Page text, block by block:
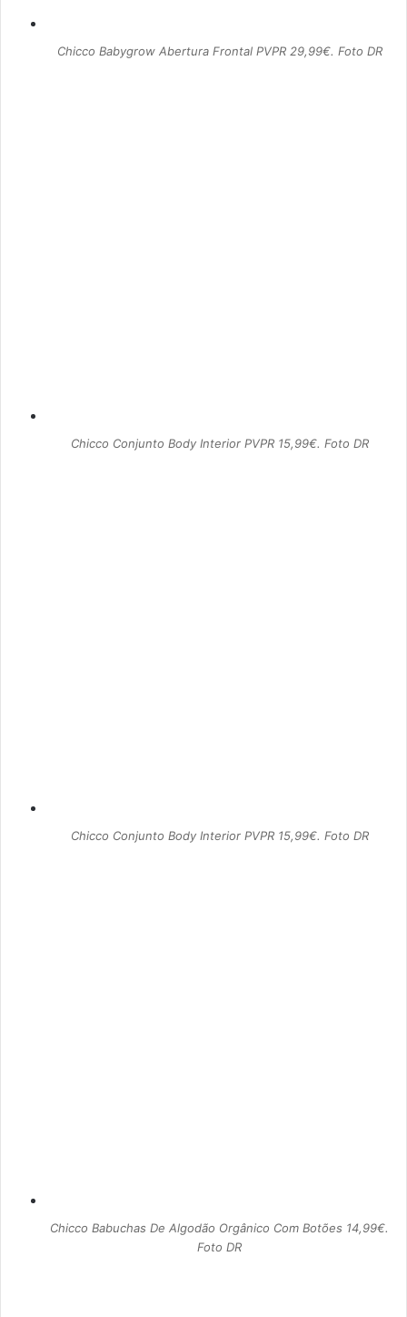
Chicco Babygrow Abertura Frontal PVPR 29,99€. Foto DR
Chicco Conjunto Body Interior PVPR 15,99€. Foto DR
Chicco Conjunto Body Interior PVPR 15,99€. Foto DR
Chicco Babuchas De Algodão Orgânico Com Botões 14,99€.
Foto DR